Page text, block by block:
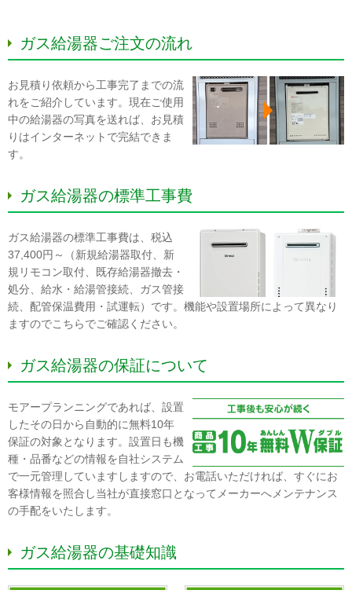
ガス給湯器ご注文の流れ
お見積り依頼から工事完了までの流
れをご紹介しています。現在ご使用
中の給湯器の写真を送れば、お見積
りはインターネットで完結できま
す。
ガス給湯器の標準工事費
ガス給湯器の標準工事費は、税込
37,400円～（新規給湯器取付、新
規リモコン取付、既存給湯器撤去・
処分、給水・給湯管接続、ガス管接
続、配管保温費用・試運転）です。機能や設置場所によって異なり
ますのでこちらでご確認ください。
ガス給湯器の保証について
モアープランニングであれば、設置
したその日から自動的に無料10年
保証の対象となります。設置日も機
種・品番などの情報を自社システム
で一元管理していますしますので、お電話いただければ、すぐにお
客様情報を照合し当社が直接窓口となってメーカーへメンテナンス
の手配をいたします。
ガス給湯器の基礎知識